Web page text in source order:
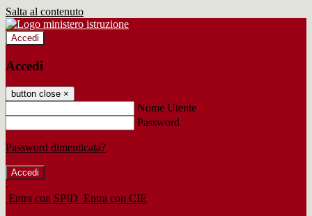
Salta al contenuto
Accedi
Accedi
button close ×
Nome Utente
Password
Password dimenticata?
-
Entra con SPID Entra con CIE